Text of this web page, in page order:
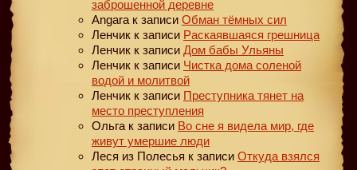
заброшенной деревне
Angara к записи Обман тёмных сил
Ленчик к записи Раскаявшаяся грешница
Ленчик к записи Дом бабы Ульяны
Ленчик к записи Чистка дома соленой
водой и молитвой
Ленчик к записи Преступника тянет на
место преступления
Ольга к записи Во сне я видела мир, где
живут умершие люди
Леся из Полесья к записи Откуда взялся